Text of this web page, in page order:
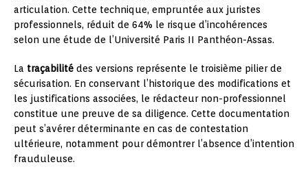
articulation. Cette technique, empruntée aux juristes
professionnels, réduit de 64% le risque d’incohérences
selon une étude de l’Université Paris II Panthéon-Assas.
La traçabilité des versions représente le troisième pilier de
sécurisation. En conservant l’historique des modifications et
les justifications associées, le rédacteur non-professionnel
constitue une preuve de sa diligence. Cette documentation
peut s’avérer déterminante en cas de contestation
ultérieure, notamment pour démontrer l’absence d’intention
frauduleuse.